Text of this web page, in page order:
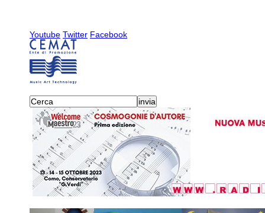
Youtube Twitter Facebook